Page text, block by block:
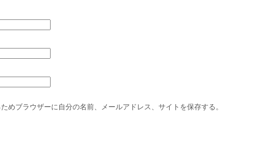
めブラウザーに自分の名前、メールアドレス、サイトを保存する。